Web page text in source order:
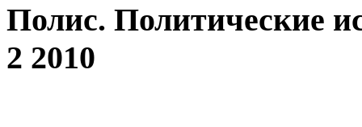
Полис. Политические
2 2010